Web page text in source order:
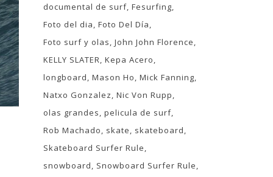
documental de surf Fesurfing
Foto del dia Foto Del Día
Foto surf y olas John John Florence
KELLY SLATER Kepa Acero
longboard Mason Ho Mick Fanning
Natxo Gonzalez Nic Von Rupp
olas grandes pelicula de surf
Rob Machado
skate
skateboard
Skateboard Surfer Rule
snowboard
Snowboard Surfer Rule